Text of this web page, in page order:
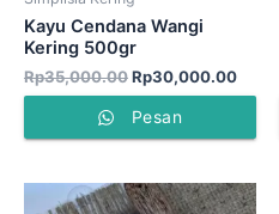
Kayu Cendana Wangi
Kering 500gr
Rp35,000.00Rp30,000.00
Pesan